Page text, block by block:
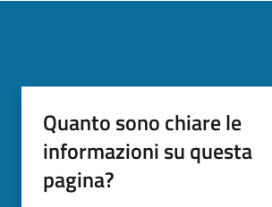
Quanto sono chiare le
informazioni su questa
pagina?